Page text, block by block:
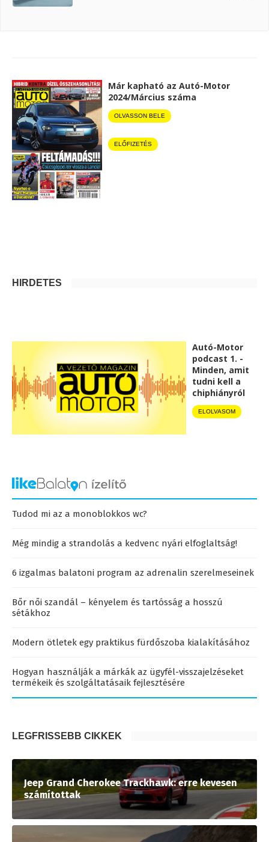
Már kapható az Autó-Motor
2024/Március száma
OLVASSON BELE
ELŐFIZETÉS
HIRDETÉS
Autó-Motor
podcast 1. -
Minden, amit
tudni kell a
chiphiányról
ELOLVASOM
Tudod mi az a monoblokkos wc?
Még mindig a strandolás a kedvenc nyári elfoglaltság!
6 izgalmas balatoni program az adrenalin szerelmeseinek
Bőr női szandál – kényelem és tartósság a hosszú
sétákhoz
Modern ötletek egy praktikus fürdőszoba kialakításához
Hogyan használják a márkák az ügyfél-visszajelzéseket
termékeik és szolgáltatásaik fejlesztésére
LEGFRISSEBB CIKKEK
Jeep Grand Cherokee Trackhawk: erre kevesen
számítottak